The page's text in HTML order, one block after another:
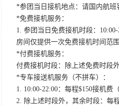
*参团当日接机地点：请国内航班
*免费接机服务：
1. 参团当日免费接机时段：
房间仅提供一次免费接机时间范
*付费接机服务：
付费接机时段：除上述免费时段
*专车接送机服务（不拼车）：
1. 10:00-22:00：每程$150接机
2. 除上述时段外，其余时段：每